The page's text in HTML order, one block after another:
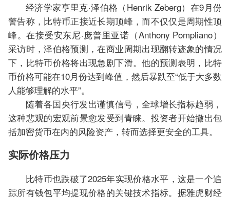
经济学家亨里克·泽伯格（Henrik Zeberg）在9月份
警告称，比特币正接近长期顶峰，而不仅仅是周期性顶
峰。在接受安东尼·庞普里亚诺（Anthony Pompliano）
采访时，泽伯格预测，在商业周期出现翻转迹象的情况
下，比特币价格将出现急剧下滑。他的预测表明，比特
币价格可能在10月份达到峰值，然后暴跌至“低于大多数
人能够理解的水平”。
随着各国央行发出谨慎信号，全球增长指标趋弱，
这种悲观的宏观前景愈发受到青睐。投资者开始撤出包
括加密货币在内的风险资产，转而选择更安全的工具。
实际价格压力
比特币也跌破了2025年实现价格水平，这是一个追
踪所有钱包平均提现价格的关键技术指标。据雅虎财经